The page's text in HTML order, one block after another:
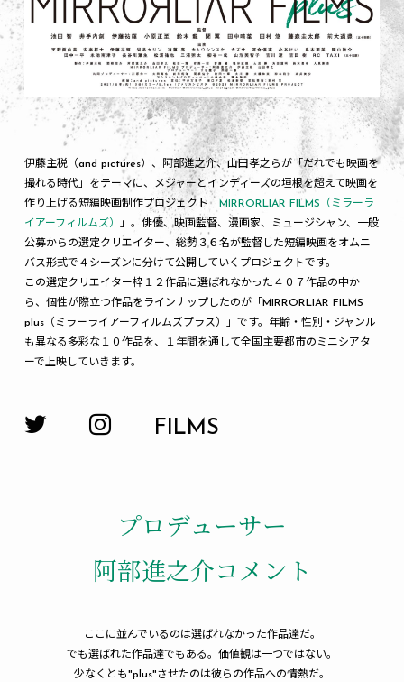
伊藤主税（and pictures）、阿部進之介、山田孝之らが「だれでも映画を
撮れる時代」をテーマに、メジャーとインディーズの垣根を超えて映画を
作り上げる短編映画制作プロジェクト「 MIRRORLIAR FILMS（ミラーラ
イアーフィルムズ）
」。俳優、映画監督、漫画家、ミュージシャン、一般
公募からの選定クリエイター、総勢３６名が監督した短編映画をオムニ
バス形式で４シーズンに分けて公開していくプロジェクトです。
この選定クリエイター枠１２作品に選ばれなかった４０７作品の中か
ら、個性が際立つ作品をラインナップしたのが「MIRRORLIAR FILMS
plus（ミラーライアーフィルムズプラス）」です。年齢・性別・ジャンル
も異なる多彩な１０作品を、１年間を通して全国主要都市のミニシアタ
ーで上映していきます。
FILMS
プロデューサー
阿部進之介コメント
ここに並んでいるのは選ばれなかった作品達だ。
でも選ばれた作品達でもある。価値観は一つではない。
少なくとも"plus"させたのは彼らの作品への情熱だ。